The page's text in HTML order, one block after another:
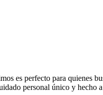
es perfecto para quienes
personal único y hecho